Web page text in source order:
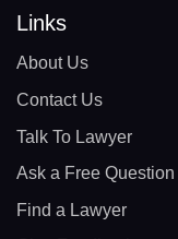
Links
About Us
Contact Us
Talk To Lawyer
Ask a Free Question
Find a Lawyer